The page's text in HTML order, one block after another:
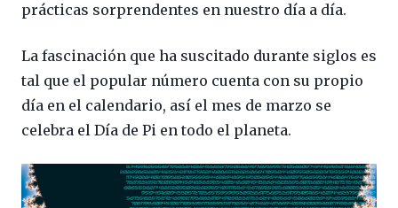
prácticas sorprendentes en nuestro día a día.
La fascinación que ha suscitado durante siglos es
tal que el popular número cuenta con su propio
día en el calendario, así el mes de marzo se
celebra el Día de Pi en todo el planeta.